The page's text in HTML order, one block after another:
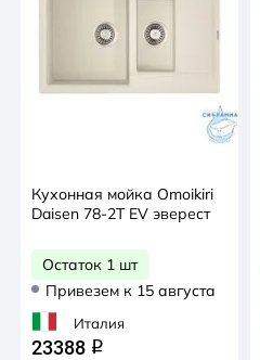
Кухонная мойка Omoikiri
Daisen 78-2T EV эверест
Остаток 1 шт
Привезем к 15 августа
Италия
23388 q